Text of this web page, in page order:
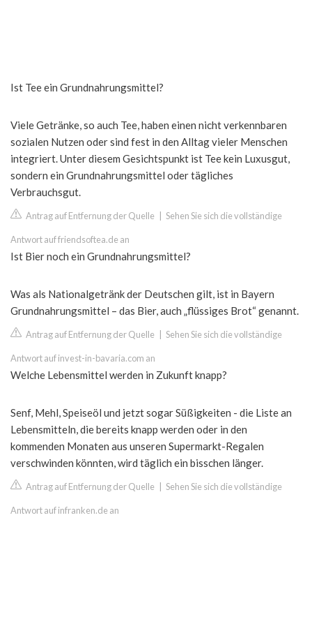
Ist Tee ein Grundnahrungsmittel?
Viele Getränke, so auch Tee, haben einen nicht verkennbaren
sozialen Nutzen oder sind fest in den Alltag vieler Menschen
integriert. Unter diesem Gesichtspunkt ist Tee kein Luxusgut,
sondern ein Grundnahrungsmittel oder tägliches
Verbrauchsgut.
Antrag auf Entfernung der Quelle Sehen Sie sich die vollständige
Antwort auf friendsoftea.de an
Ist Bier noch ein Grundnahrungsmittel?
Was als Nationalgetränk der Deutschen gilt, ist in Bayern
Grundnahrungsmittel – das Bier, auch „flüssiges Brot“ genannt.
Antrag auf Entfernung der Quelle Sehen Sie sich die vollständige
Antwort auf invest-in-bavaria.com an
Welche Lebensmittel werden in Zukunft knapp?
Senf, Mehl, Speiseöl und jetzt sogar Süßigkeiten - die Liste an
Lebensmitteln, die bereits knapp werden oder in den
kommenden Monaten aus unseren Supermarkt-Regalen
verschwinden könnten, wird täglich ein bisschen länger.
Antrag auf Entfernung der Quelle Sehen Sie sich die vollständige
Antwort auf infranken.de an